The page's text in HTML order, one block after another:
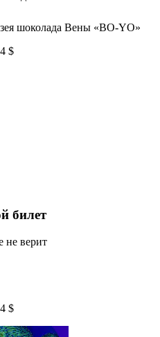
шоколада Вены «BO-YO»
$
билет
не верит
$